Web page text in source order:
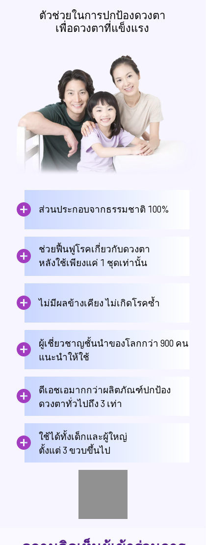
ตัวช่วยในการปกป้องดวงตา
เพื่อดวงตาที่แข็งแรง
ส่วนประกอบจากธรรมชาติ 100%
ช่วยฟื้นฟูโรคเกี่ยวกับดวงตา
หลังใช้เพียงแค่ 1 ชุดเท่านั้น
ไม่มีผลข้างเคียง ไม่เกิดโรคซ้ำ
ผู้เชี่ยวชาญชั้นนำของโลกกว่า 900 คน
แนะนำให้ใช้
ดีเอชเอมากกว่าผลิตภัณฑ์ปกป้อง
ดวงตาทั่วไปถึง 3 เท่า
ใช้ได้ทั้งเด็กและผู้ใหญ่
ตั้งแต่ 3 ขวบขึ้นไป